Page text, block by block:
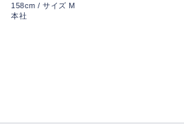
158cm / サイズ M
本社